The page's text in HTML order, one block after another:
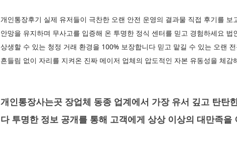
개인통장후기 실제 유저들이 극찬한 오랜 안전 운영의 결과물 직접 후기를
안망을 유지하며 무사고를 입증해 온 투명한 정식 센터를 믿고 경험하세요
상생할 수 있는 청정 거래 환경을 100% 보장합니다 믿고 맡길 수 있는 오랜
흔들림 없이 자리를 지켜온 진짜 메이저 업체의 압도적인 자본 유동성을 체감
개인통장사는곳 장업체 동종 업계에서 가장 유서 깊고 탄탄
다 투명한 정보 공개를 통해 고객에게 상상 이상의 대만족을